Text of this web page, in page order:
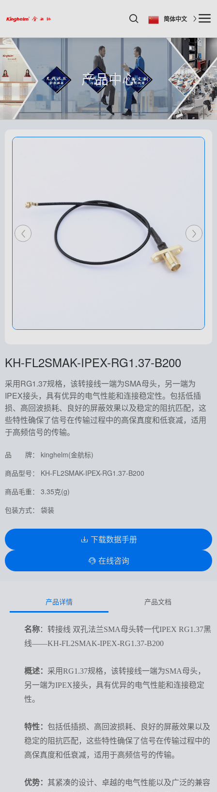
简体中文
产品中心
KH-FL2SMAK-IPEX-RG1.37-B200
采用RG1.37规格，该转接线一端为SMA母头，另一端为
IPEX接头，具有优异的电气性能和连接稳定性。包括低插
损、高回波损耗、良好的屏蔽效果以及稳定的阻抗匹配，这
些特性确保了信号在传输过程中的高保真度和低衰减，适用
于高频信号的传输。
品 牌： kinghelm(金航标)
商品型号： KH-FL2SMAK-IPEX-RG1.37-B200
商品毛重： 3.35克(g)
包装方式： 袋装
下载数据手册
在线咨询
产品详情 产品文档
名称：转接线 双孔法兰SMA母头转一代IPEX RG1.37黑
线——KH-FL2SMAK-IPEX-RG1.37-B200
概述： 采用RG1.37规格，该转接线一端为SMA母头，
另一端为IPEX接头，具有优异的电气性能和连接稳定
性。
特性： 包括低插损、高回波损耗、良好的屏蔽效果以及
稳定的阻抗匹配，这些特性确保了信号在传输过程中的
高保真度和低衰减，适用于高频信号的传输。
优势： 其紧凑的设计、卓越的电气性能以及广泛的兼容